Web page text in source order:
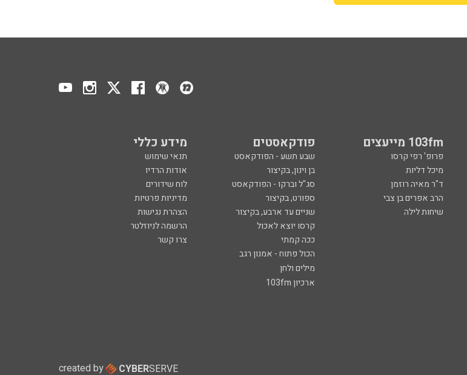
103fm מייעצים פודקאסטים מידע כללי
פרופ' רפי קרסו שבע תשע - הפודקאסט
תנאי שימוש
מיכל דליות בן וינון, בקיצור
אודות הרדיו
ד"ר מאיה רוזמן סג"ל וברקו - הפודקאסט
לוח שידורים
הרב אפרים בן צבי ספורט, בקיצור
מדיניות פרטיות
שיחות לילה שניים עד ארבע, בקיצור
הצהרת נגישות
קרסו יוצא לאכול
הרשמה לניוזלטר
ככה קמתי
צרו קשר
הכול פתוח - אמנון רגב
מילים ולחן
ארכיון 103fm
created by CYBERSERVE